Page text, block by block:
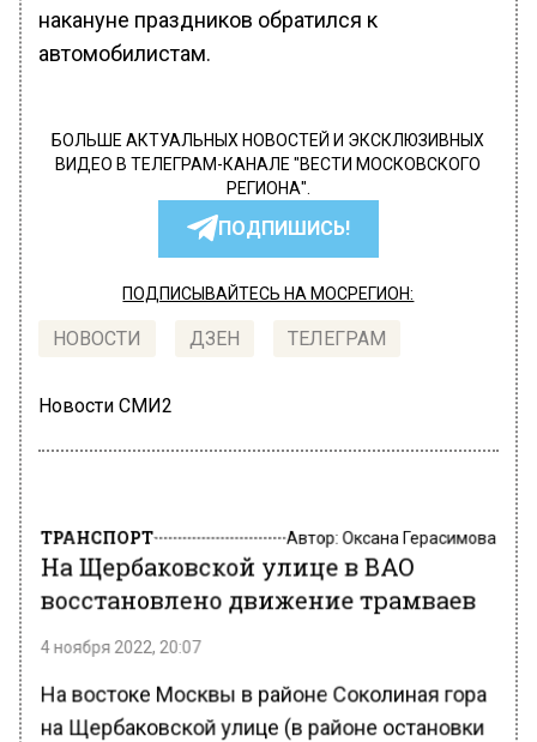
накануне праздников обратился к
автомобилистам.
БОЛЬШЕ АКТУАЛЬНЫХ НОВОСТЕЙ И ЭКСКЛЮЗИВНЫХ
ВИДЕО В ТЕЛЕГРАМ-КАНАЛЕ "ВЕСТИ МОСКОВСКОГО
РЕГИОНА".
ПОДПИШИСЬ!
ПОДПИСЫВАЙТЕСЬ НА МОСРЕГИОН:
НОВОСТИ ДЗЕН ТЕЛЕГРАМ
Новости СМИ2
ТРАНСПОРТ Автор: Оксана Герасимова
На Щербаковской улице в ВАО
восстановлено движение трамваев
4 ноября 2022, 20:07
На востоке Москвы в районе Соколиная гора
на Щербаковской улице (в районе остановки